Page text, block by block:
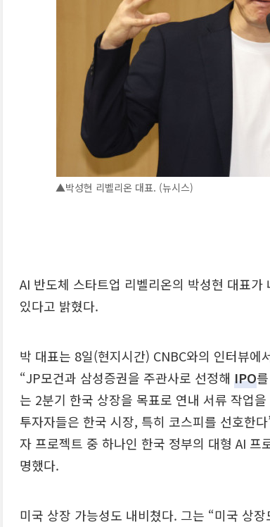
▲박성현 리벨리온 대표. (뉴시스)
AI 반도체 스타트업 리벨리온의 박성현 대표
있다고 밝혔다.
박 대표는 8일(현지시간) CNBC와의 인터뷰에
“JP모건과 삼성증권을 주관사로 선정해 IPO
는 2분기 한국 상장을 목표로 연내 서류 작업
투자자들은 한국 시장, 특히 코스피를 선호한
자 프로젝트 중 하나인 한국 정부의 대형 AI 프
명했다.
미국 상장 가능성도 내비쳤다. 그는 “미국 상